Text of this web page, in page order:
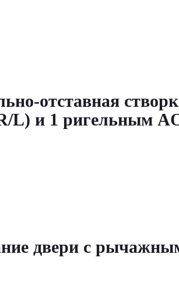
отставная
L) и 1 ригельным
двери с